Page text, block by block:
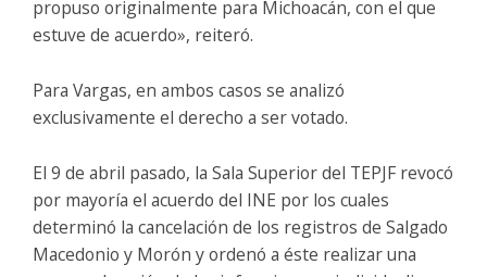
propuso originalmente para Michoacán, con el que
estuve de acuerdo», reiteró.
Para Vargas, en ambos casos se analizó
exclusivamente el derecho a ser votado.
El 9 de abril pasado, la Sala Superior del TEPJF revocó
por mayoría el acuerdo del INE por los cuales
determinó la cancelación de los registros de Salgado
Macedonio y Morón y ordenó a éste realizar una